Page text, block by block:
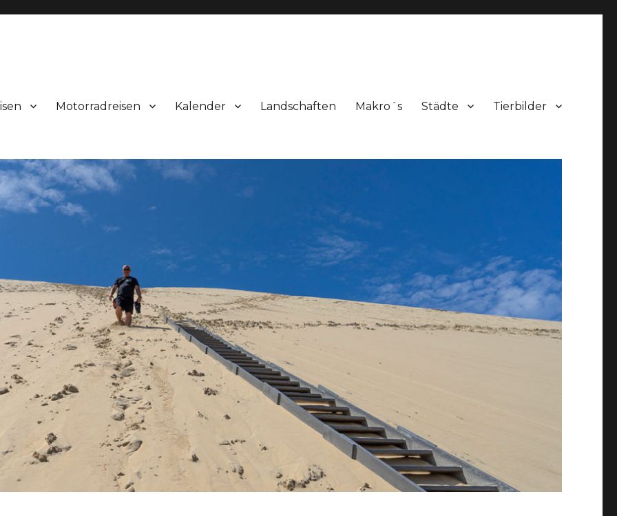
Motorradreisen Kalender Landschaften Makro´s Städte Tierbilder